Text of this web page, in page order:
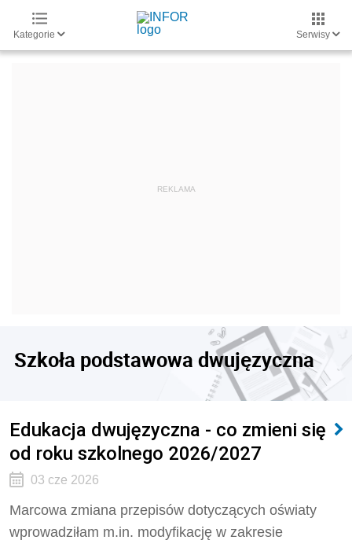
Kategorie Serwisy
Szkoła podstawowa dwujęzyczna
Edukacja dwujęzyczna - co zmieni się
od roku szkolnego 2026/2027
03 cze 2026
Marcowa zmiana przepisów dotyczących oświaty
wprowadziłam m.in. modyfikację w zakresie